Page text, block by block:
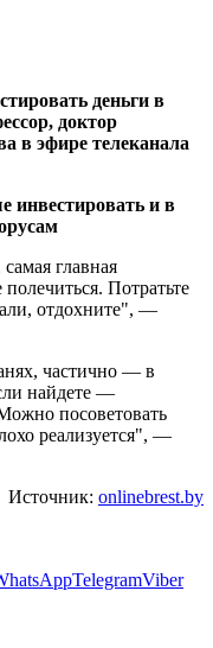
деньги в
доктор
в эфире телеканала
главная
Потратьте
отдохните", —
частично — в
найдете —
посоветовать
реализуется", —
Источник: onlinebrest.by
TelegramViber